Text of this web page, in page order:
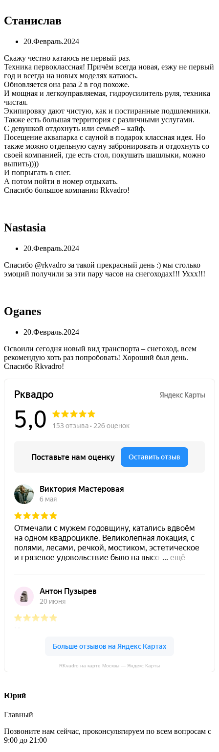
Станислав
20.Февраль.2024
Скажу честно катаюсь не первый раз.
Техника первоклассная! Причём всегда новая, езжу не первый
год и всегда на новых моделях катаюсь.
Обновляется она раза 2 в год похоже.
И мощная и легкоуправляемая, гидроусилитель руля, техника
чистая.
Экипировку дают чистую, как и постиранные подшлемники.
Также есть большая территория с различными услугами.
С девушкой отдохнуть или семьей – кайф.
Посещение аквапарка с сауной в подарок классная идея. Но
также можно отдельную сауну забронировать и отдохнуть со
своей компанией, где есть стол, покушать шашлыки, можно
выпить))))
И попрыгать в снег.
А потом пойти в номер отдыхать.
Спасибо большое компании Rkvadro!
Nastasia
20.Февраль.2024
Спасибо @rkvadro за такой прекрасный день :) мы столько
эмоций получили за эти пару часов на снегоходах!!! Уххх!!!
Oganes
20.Февраль.2024
Освоили сегодня новый вид транспорта – снегоход, всем
рекомендую хоть раз попробовать! Хороший был день.
Спасибо Rkvadro!
RKvadro на карте Москвы — Яндекс Карты
Юрий
Главный
Позвоните нам сейчас, проконсультируем по всем вопросам с
9:00 до 21:00